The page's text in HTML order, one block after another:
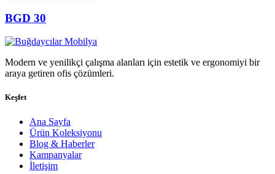
BGD 30
Modern ve yenilikçi çalışma alanları için estetik ve ergonomiyi bir
araya getiren ofis çözümleri.
Keşfet
Ana Sayfa
Ürün Koleksiyonu
Blog & Haberler
Kampanyalar
İletişim